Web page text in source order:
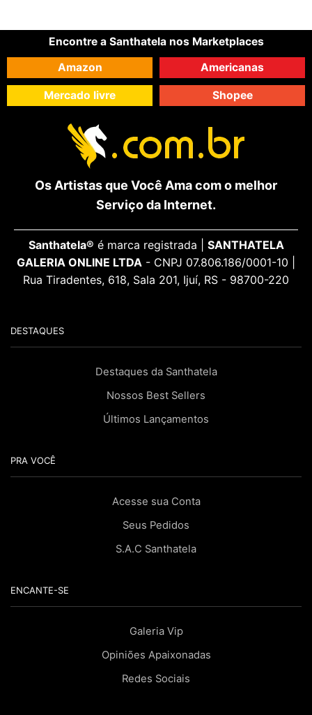
Encontre a Santhatela nos Marketplaces
Amazon
Americanas
Mercado livre Shopee
Os Artistas que Você Ama com o melhor
Serviço da Internet.
Santhatela® é marca registrada | SANTHATELA
GALERIA ONLINE LTDA - CNPJ 07.806.186/0001-10 |
Rua Tiradentes, 618, Sala 201, Ijuí, RS - 98700-220
DESTAQUES
Destaques da Santhatela
Nossos Best Sellers
Últimos Lançamentos
PRA VOCÊ
Acesse sua Conta
Seus Pedidos
S.A.C Santhatela
ENCANTE-SE
Galeria Vip
Opiniões Apaixonadas
Redes Sociais